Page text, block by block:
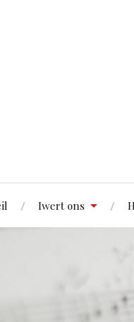
Iwert ons